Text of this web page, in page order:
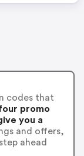
codes that
promo
you a
and offers,
ahead